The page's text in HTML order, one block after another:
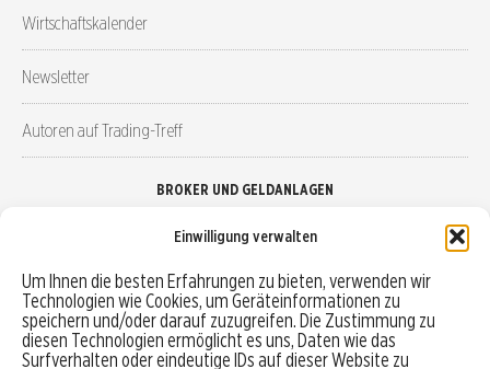
Einwilligung verwalten
Um Ihnen die besten Erfahrungen zu bieten, verwenden wir
Technologien wie Cookies, um Geräteinformationen zu
speichern und/oder darauf zuzugreifen. Die Zustimmung zu
diesen Technologien ermöglicht es uns, Daten wie das
Surfverhalten oder eindeutige IDs auf dieser Website zu
Wirtschaftskalender
Newsletter
Autoren auf Trading-Treff
BROKER UND GELDANLAGEN
Robo-Advisor vergleichen
Depotvergleich